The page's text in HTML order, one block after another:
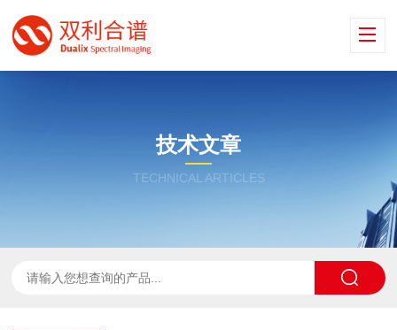
技术文章
TECHNICAL ARTICLES